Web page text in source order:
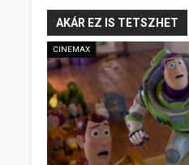
AKÁR EZ IS TETSZHET
CINEMAX